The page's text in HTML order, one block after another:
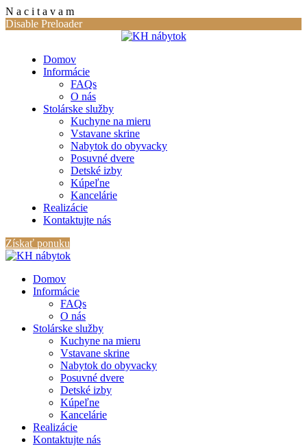
N a c i t a v a m
Disable Preloader
Domov
Informácie
FAQs
O nás
Stolárske služby
Kuchyne na mieru
Vstavane skrine
Nabytok do obyvacky
Posuvné dvere
Detské izby
Kúpeľne
Kancelárie
Realizácie
Kontaktujte nás
Získať ponuku
Domov
Informácie
FAQs
O nás
Stolárske služby
Kuchyne na mieru
Vstavane skrine
Nabytok do obyvacky
Posuvné dvere
Detské izby
Kúpeľne
Kancelárie
Realizácie
Kontaktujte nás